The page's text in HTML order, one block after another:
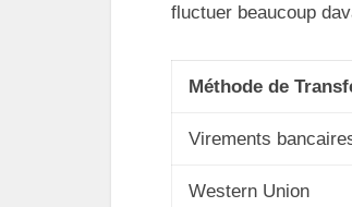
fluctuer beaucoup
Méthode de
Virements
Western Union